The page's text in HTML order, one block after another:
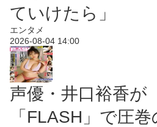
ていけたら」
エンタメ
2026-08-04 14:00
声優・井口裕香が
「FLASH」で圧巻